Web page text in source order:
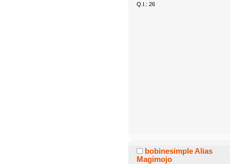
Q.I.: 26
bobinesimple Alias
Magimojo